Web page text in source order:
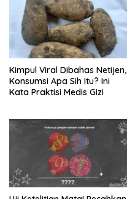
Kimpul Viral Dibahas Netijen,
Konsumsi Apa Sih Itu? Ini
Kata Praktisi Medis Gizi